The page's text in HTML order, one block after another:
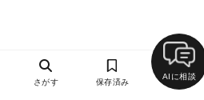
さがす 保存済み
AIに相談